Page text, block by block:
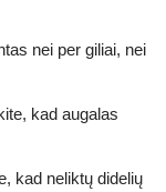
nei per giliai, nei
kad augalas
kad neliktų didelių